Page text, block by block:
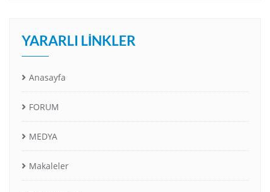
YARARLI LINKLER
Anasayfa
FORUM
MEDYA
Makaleler